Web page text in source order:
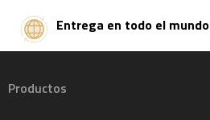
Entrega en todo el mundo
Productos